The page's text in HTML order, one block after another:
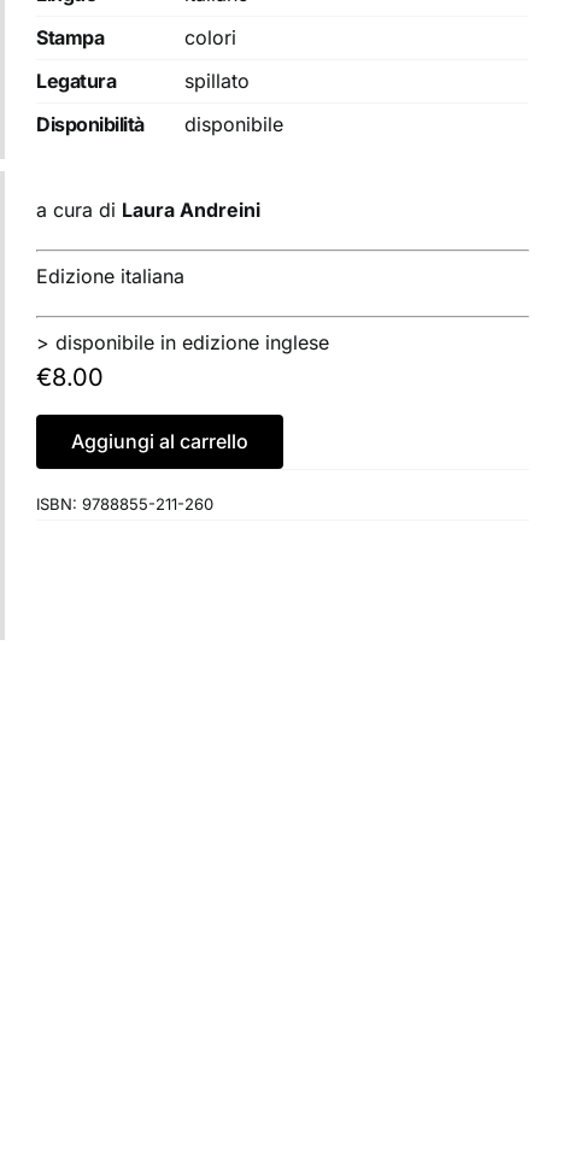
Stampa
colori
Legatura
spillato
Disponibilità
disponibile
a cura di Laura Andreini
Edizione italiana
> disponibile in edizione inglese
€8.00
Aggiungi al carrello
ISBN:9788855-211-260